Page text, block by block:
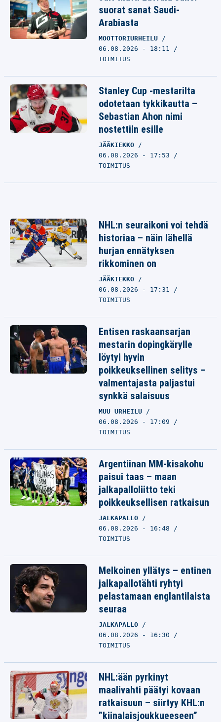
suorat sanat Saudi-
Arabiasta
MOOTTORIURHEILU
06.08.2026 - 18:11
TOIMITUS
Stanley Cup -mestarilta
odotetaan tykkikautta –
Sebastian Ahon nimi
nostettiin esille
JÄÄKIEKKO
06.08.2026 - 17:53
TOIMITUS
NHL:n seuraikoni voi tehdä
historiaa – näin lähellä
hurjan ennätyksen
rikkominen on
JÄÄKIEKKO
06.08.2026 - 17:31
TOIMITUS
Entisen raskaansarjan
mestarin dopingkärylle
löytyi hyvin
poikkeuksellinen selitys –
valmentajasta paljastui
synkkä salaisuus
MUU URHEILU
06.08.2026 - 17:09
TOIMITUS
Argentiinan MM-kisakohu
paisui taas – maan
jalkapalloliitto teki
poikkeuksellisen ratkaisun
JALKAPALLO
06.08.2026 - 16:48
TOIMITUS
Melkoinen yllätys – entinen
jalkapallotähti ryhtyi
pelastamaan englantilaista
seuraa
JALKAPALLO
06.08.2026 - 16:30
TOIMITUS
NHL:ään pyrkinyt
maalivahti päätyi kovaan
ratkaisuun – siirtyy KHL:n
”kiinalaisjoukkueeseen”